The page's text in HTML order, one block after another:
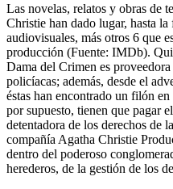
Las novelas, relatos y obras de
Christie han dado lugar, hasta
audiovisuales, más otros 6 que
producción (Fuente: IMDb).
Dama del Crimen es
policíacas; además, desde el
éstas han encontrado un filón
por supuesto, tienen que pagar
detentadora de los derechos de
compañía Agatha Christie
dentro del poderoso
herederos, de la gestión de los